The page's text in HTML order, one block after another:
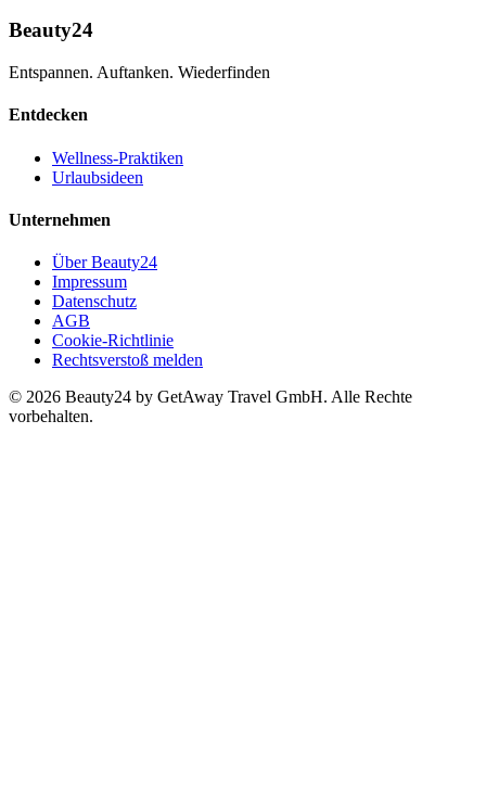
Beauty24
Entspannen. Auftanken. Wiederfinden
Entdecken
Wellness-Praktiken
Urlaubsideen
Unternehmen
Über Beauty24
Impressum
Datenschutz
AGB
Cookie-Richtlinie
Rechtsverstoß melden
© 2026 Beauty24 by GetAway Travel GmbH. Alle Rechte
vorbehalten.